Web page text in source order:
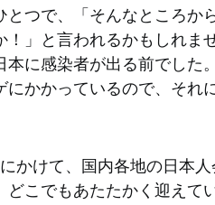
とつで、「そんなところか
！」と言われるかもしれま
本に感染者が出る前でした
にかかっているので、それ
かけて、国内各地の日本
どこでもあたたかく迎えて